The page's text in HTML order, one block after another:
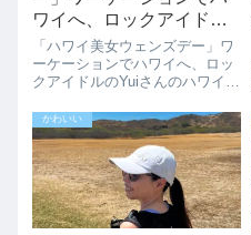
ワイへ、ロックアイドル
のYuiさんのハワイワーケ
ーション
「ハワイ美女ウェンズデー」ワ
ーケーションでハワイへ、ロッ
クアイドルのYuiさんのハワイワ
ー、ロックアイドルのYuiさんの
ハワイワーケーションをインタ
ビューさせていただきました。
1回目の2019年のインタビュー
はこ...
かわいい